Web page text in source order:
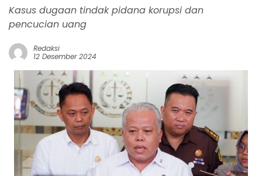
Kasus dugaan tindak pidana korupsi dan
pencucian uang
Redaksi
12 Desember 2024